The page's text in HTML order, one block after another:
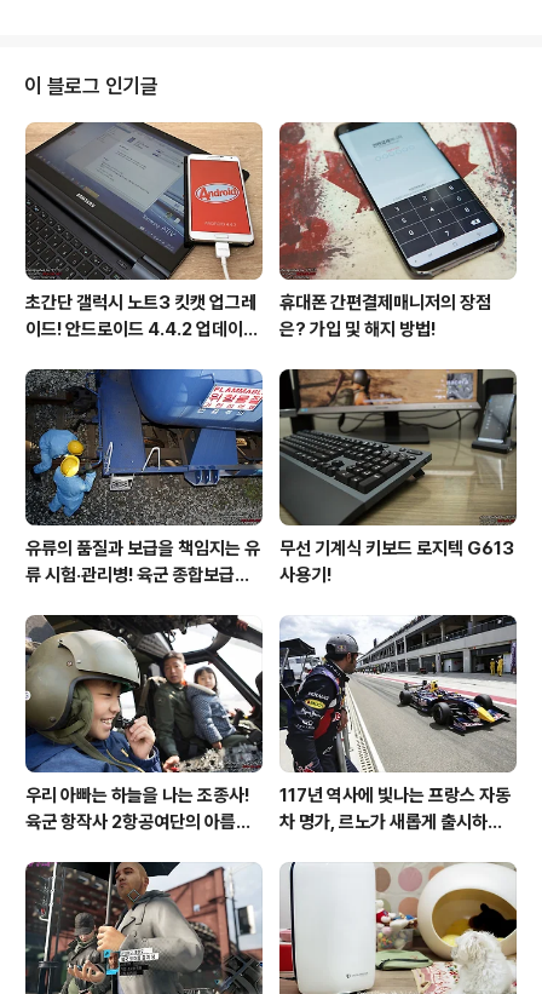
도전 가요제뿐만 아니라 요즘 많은 이들이 사랑을 받고 있
는 쇼미더머니4와 다음 주 방송 예정인 슈퍼스타K7까지
가세한다면 실시간 음원 차트 경쟁은 더욱 뜨거워질 듯하
다. 평소 음악을 좋아하는 이들에겐 그야말로 최고의 시즌
인 셈이다. 이에 데이터 걱정 없이 듣고 싶은 음원을 마음껏
들을 수 있는 지니팩을 소개하고자 한..
이 블로그 인기글
초간단 갤럭시 노트3 킷캣 업그레
이드! 안드로이드 4.4.2 업데이트
휴대폰 간편결제매니저의 장점
은? 가입 및 해지 방법!
유류의 품질과 보급을 책임지는 유
류 시험·관리병! 육군 종합보급창
무선 기계식 키보드 로지텍 G613
사용기!
우리 아빠는 하늘을 나는 조종사!
육군 항작사 2항공여단의 아름다
117년 역사에 빛나는 프랑스 자동
차 명가, 르노가 새롭게 출시하는